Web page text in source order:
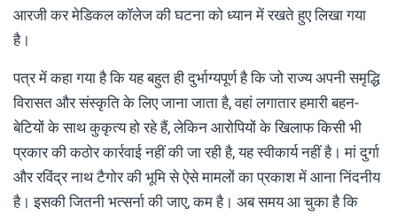
आरजी कर मेडिकल कॉलेज की घटना को ध्यान में रखते हुए लिखा गया
है।
पत्र में कहा गया है कि यह बहुत ही दुर्भाग्यपूर्ण है कि जो राज्य अपनी समृद्धि
विरासत और संस्कृति के लिए जाना जाता है, वहां लगातार हमारी बहन-
बेटियों के साथ कुकृत्य हो रहे हैं, लेकिन आरोपियों के खिलाफ किसी भी
प्रकार की कठोर कार्रवाई नहीं की जा रही है, यह स्वीकार्य नहीं है। मां दुर्गा
और रविंद्र नाथ टैगोर की भूमि से ऐसे मामलों का प्रकाश में आना निंदनीय
है। इसकी जितनी भत्सर्ना की जाए, कम है। अब समय आ चुका है कि